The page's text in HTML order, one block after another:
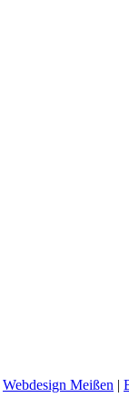
Webdesign Meißen |